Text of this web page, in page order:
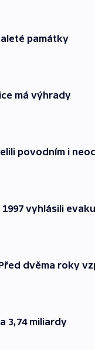
památky
má výhrady
povodním i
vyhlásili
dvěma roky
3,74 miliardy